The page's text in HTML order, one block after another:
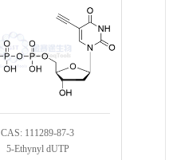
CAS: 111289-87-3
5-Ethynyl dUTP